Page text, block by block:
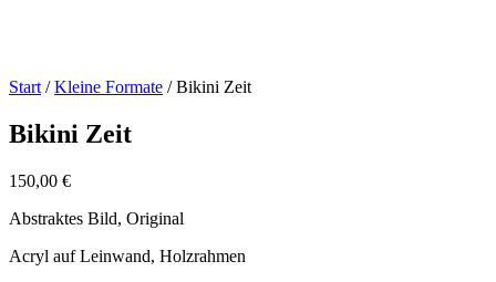
Start /Kleine Formate / Bikini Zeit
Bikini Zeit
150,00 €
Abstraktes Bild, Original
Acryl auf Leinwand, Holzrahmen